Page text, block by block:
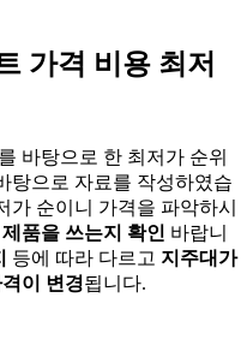
가격 비용 최저
바탕으로 한 최저가 순위
탕으로 자료를 작성하였습
가 순이니 가격을 파악하시
품을 쓰는지 확인 바랍니
등에 따라 다르고 지주대가
이 변경됩니다.